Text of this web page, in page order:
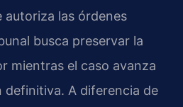
autoriza las órdenes
busca preservar la
mientras el caso avanza
definitiva. A diferencia de